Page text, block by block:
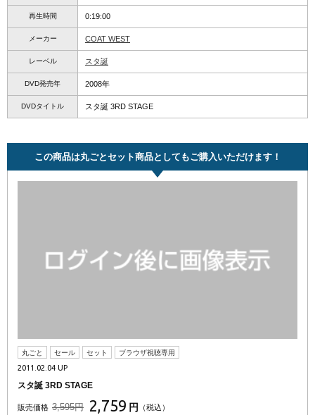
再生時間 0:19:00
メーカー COAT WEST
レーベル スタ誕
DVD発売年 2008年
DVDタイトル スタ誕 3RD STAGE
この商品は丸ごとセット商品としてもご購入いただけます！
丸ごと セール セット ブラウザ視聴専用
2011.02.04 UP
スタ誕 3RD STAGE
販売価格 3,595円 2,759 円 （税込）